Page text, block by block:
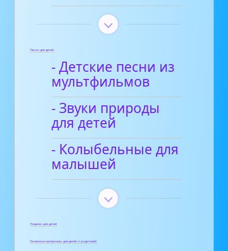
Песни для детей
- Детские песни из
мультфильмов
- Звуки природы
для детей
- Колыбельные для
малышей
Поделки для детей
Полезные материалы для детей и родителей